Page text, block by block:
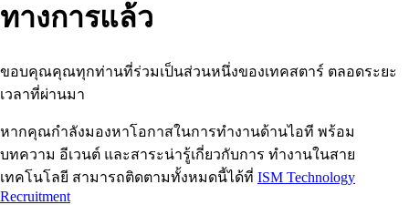
ทางการแล้ว
ขอบคุณคุณทุกท่านที่ร่วมเป็นส่วนหนึ่งของเทคสตาร์ ตลอดระยะ
เวลาที่ผ่านมา
หากคุณกำลังมองหาโอกาสในการทำงานด้านไอที พร้อม
บทความ อีเวนต์ และสาระน่ารู้เกี่ยวกับการ ทำงานในสาย
เทคโนโลยี สามารถติดตามทั้งหมดนี้ได้ที่ ISM Technology
Recruitment